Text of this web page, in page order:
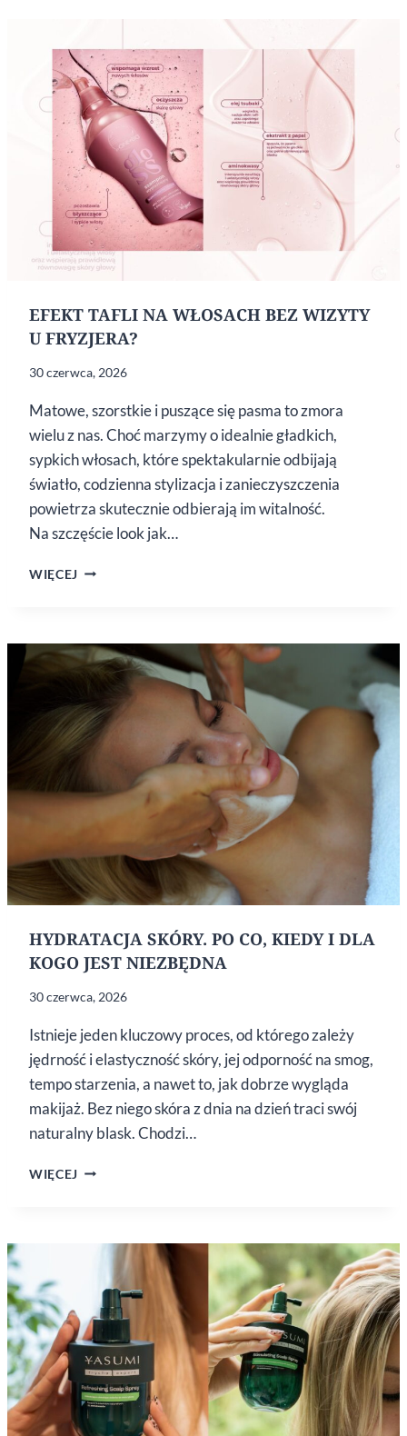
EFEKT TAFLI NA WŁOSACH BEZ WIZYTY
U FRYZJERA?
30 czerwca, 2026
Matowe, szorstkie i puszące się pasma to zmora
wielu z nas. Choć marzymy o idealnie gładkich,
sypkich włosach, które spektakularnie odbijają
światło, codzienna stylizacja i zanieczyszczenia
powietrza skutecznie odbierają im witalność.
Na szczęście look jak…
WIĘCEJ EFEKT
U FRYZJERA?
HYDRATACJA SKÓRY. PO CO, KIEDY I DLA
KOGO JEST NIEZBĘDNA
30 czerwca, 2026
Istnieje jeden kluczowy proces, od którego zależy
jędrność i elastyczność skóry, jej odporność na smog,
tempo starzenia, a nawet to, jak dobrze wygląda
makijaż. Bez niego skóra z dnia na dzień traci swój
naturalny blask. Chodzi…
WIĘCEJ HYDRATACJA
I DLA
NIEZBĘDNA